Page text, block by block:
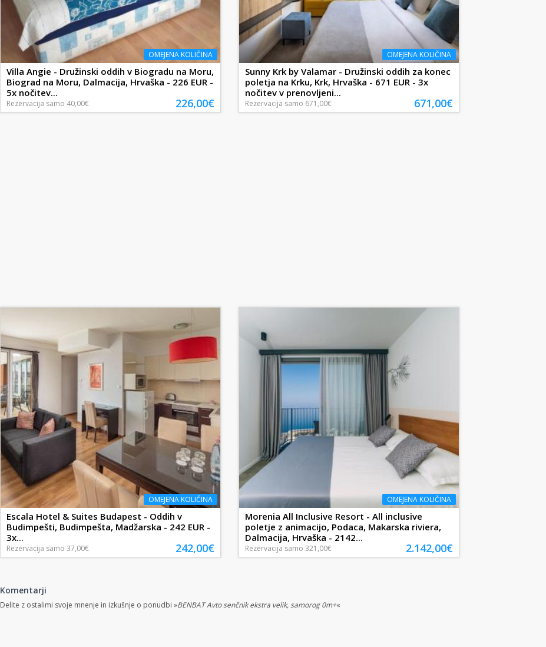
OMEJENA KOLIČINA
Villa Angie - Družinski oddih v Biogradu na Moru,
Biograd na Moru, Dalmacija, Hrvaška - 226 EUR -
5x nočitev...
Rezervacija samo 40,00€ 226,00€
OMEJENA KOLIČINA
Sunny Krk by Valamar - Družinski oddih za konec
poletja na Krku, Krk, Hrvaška - 671 EUR - 3x
nočitev v prenovljeni...
Rezervacija samo 671,00€ 671,00€
OMEJENA KOLIČINA
Escala Hotel & Suites Budapest - Oddih v
Budimpešti, Budimpešta, Madžarska - 242 EUR -
3x...
Rezervacija samo 37,00€ 242,00€
OMEJENA KOLIČINA
Morenia All Inclusive Resort - All inclusive
poletje z animacijo, Podaca, Makarska riviera,
Dalmacija, Hrvaška - 2142...
Rezervacija samo 321,00€ 2.142,00€
Komentarji
Delite z ostalimi svoje mnenje in izkušnje o ponudbi »BENBAT Avto senčnik ekstra velik, samorog 0m+«